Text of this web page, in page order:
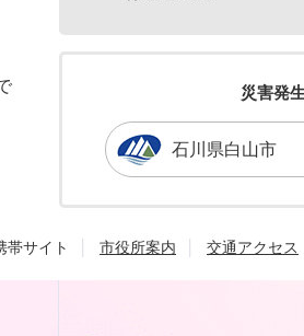
災害発
石川県白山市
帯サイト 市役所案内 交通アクセス